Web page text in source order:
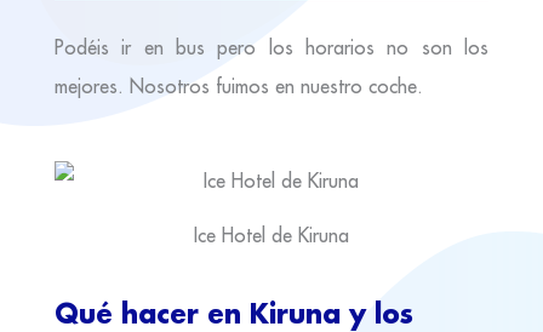
Podéis ir en bus pero los horarios no son los
mejores. Nosotros fuimos en nuestro coche.
Ice Hotel de Kiruna
Qué hacer en Kiruna y los